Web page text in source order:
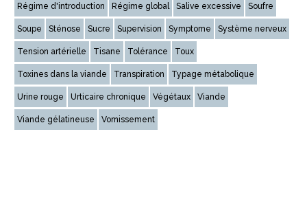
Régime d'introduction Régime global Salive excessive Soufre
Soupe Sténose Sucre Supervision Symptome Système nerveux
Tension artérielle Tisane Tolérance Toux
Toxines dans la viande Transpiration Typage métabolique
Urine rouge Urticaire chronique Végétaux Viande
Viande gélatineuse Vomissement